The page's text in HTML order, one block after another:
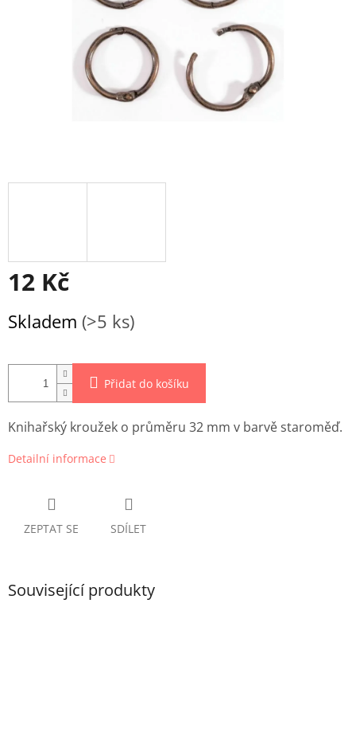
12 Kč
cena:
Skladem (>5 ks)
Přidat do košíku
Knihařský kroužek o průměru 32 mm v barvě staroměď.
Detailní informace
ZEPTAT SE SDÍLET
Související produkty